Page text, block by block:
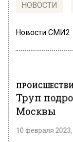
НОВОСТИ
Новости СМИ2
Труп
Москвы
10 февраля 2023,